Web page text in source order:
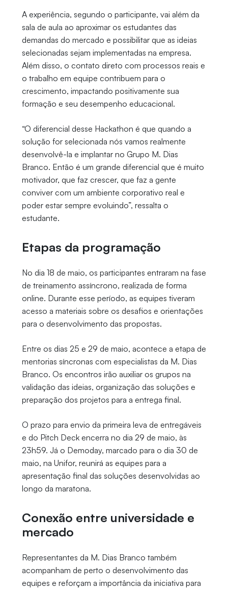
A experiência, segundo o participante, vai além da
sala de aula ao aproximar os estudantes das
demandas do mercado e possibilitar que as ideias
selecionadas sejam implementadas na empresa.
Além disso, o contato direto com processos reais e
o trabalho em equipe contribuem para o
crescimento, impactando positivamente sua
formação e seu desempenho educacional.
“O diferencial desse Hackathon é que quando a
solução for selecionada nós vamos realmente
desenvolvê-la e implantar no Grupo M. Dias
Branco. Então é um grande diferencial que é muito
motivador, que faz crescer, que faz a gente
conviver com um ambiente corporativo real e
poder estar sempre evoluindo”, ressalta o
estudante.
Etapas da programação
No dia 18 de maio, os participantes entraram na fase
de treinamento assíncrono, realizada de forma
online. Durante esse período, as equipes tiveram
acesso a materiais sobre os desafios e orientações
para o desenvolvimento das propostas.
Entre os dias 25 e 29 de maio, acontece a etapa de
mentorias síncronas com especialistas da M. Dias
Branco. Os encontros irão auxiliar os grupos na
validação das ideias, organização das soluções e
preparação dos projetos para a entrega final.
O prazo para envio da primeira leva de entregáveis
e do Pitch Deck encerra no dia 29 de maio, às
23h59. Já o Demoday, marcado para o dia 30 de
maio, na Unifor, reunirá as equipes para a
apresentação final das soluções desenvolvidas ao
longo da maratona.
Conexão entre universidade e
mercado
Representantes da M. Dias Branco também
acompanham de perto o desenvolvimento das
equipes e reforçam a importância da iniciativa para